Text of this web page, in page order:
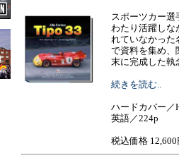
スポーツカー選
わたり活躍しな
れていなかった
で資料を集め、
末に完成した執
続きを読む..
ハードカバー／
英語／224p
税込価格 12,600